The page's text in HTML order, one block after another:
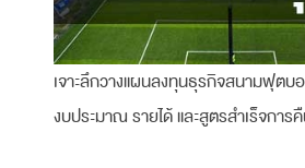
เจาะลึกวางแผนลงทุนธุรกิจสนามฟุต
งบประมาณ รายได้ และสูตรสำเร็จการ